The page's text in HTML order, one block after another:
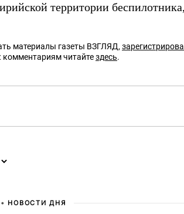
территории
материалы газеты ВЗГЛЯД,
читайтездесь.
НОВОСТИ ДНЯ